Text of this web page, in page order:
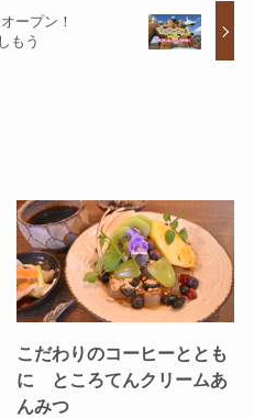
オープン！
もう
こだわりのコーヒーととも
に ところてんクリームあ
んみつ